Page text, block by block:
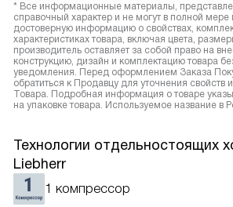
* Все информационные материалы,
справочный характер и не могут в полной мере
достоверную информацию о свойствах,
характеристиках товара, включая цвета,
производитель оставляет за собой право на
конструкцию, дизайн и комплектацию товара
уведомления. Перед оформлением Заказа
обратиться к Продавцу для уточнения свойств
Товара. Подробная информация о товаре
на упаковке товара. Используемое название в
Технологии отдельностоящих
Liebherr
1 компрессор